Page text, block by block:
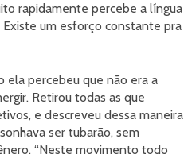
rapidamente percebe a língua
um esforço constante pra
ela percebeu que não era a
Retirou todas as que
e descreveu dessa maneira
ser tubarão, sem
“Neste movimento todo